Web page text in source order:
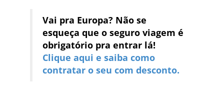
Vai pra Europa? Não se
esqueça que o seguro viagem é
obrigatório pra entrar lá!
Clique aqui e saiba como
contratar o seu com desconto.